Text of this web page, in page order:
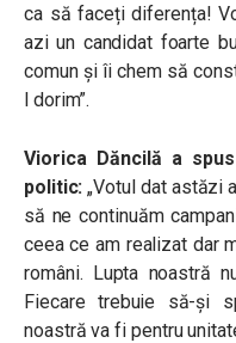
ca să faceți diferența!
azi un candidat foarte
comun și îi chem să
l dorim”.
Viorica Dăncilă a
politic: „Votul dat astăzi
să ne continuăm
ceea ce am realizat dar
români. Lupta noastră
Fiecare trebuie să-și
noastră va fi pentru